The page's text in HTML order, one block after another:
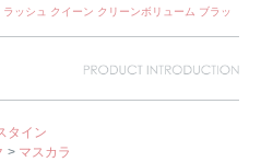
ッシュ クイーン クリーンボリューム ブラック
タイン
> マスカラ